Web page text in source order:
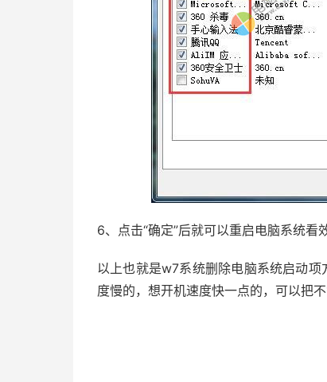
6、点击“确定”后就可以重启电脑系统看
以上也就是w7系统删除电脑系统启动
度慢的，想开机速度快一点的，可以把